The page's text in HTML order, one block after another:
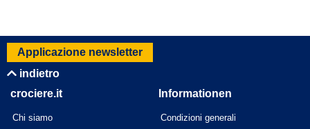
Applicazione newsletter
indietro
crociere.it
Chi siamo
Informationen
Condizioni generali